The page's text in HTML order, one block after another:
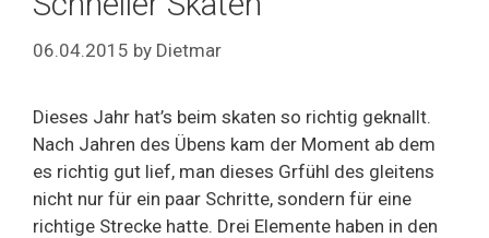
06.04.2015 by Dietmar
Dieses Jahr hat’s beim skaten so richtig geknallt.
Nach Jahren des Übens kam der Moment ab dem
es richtig gut lief, man dieses Grfühl des gleitens
nicht nur für ein paar Schritte, sondern für eine
richtige Strecke hatte. Drei Elemente haben in den